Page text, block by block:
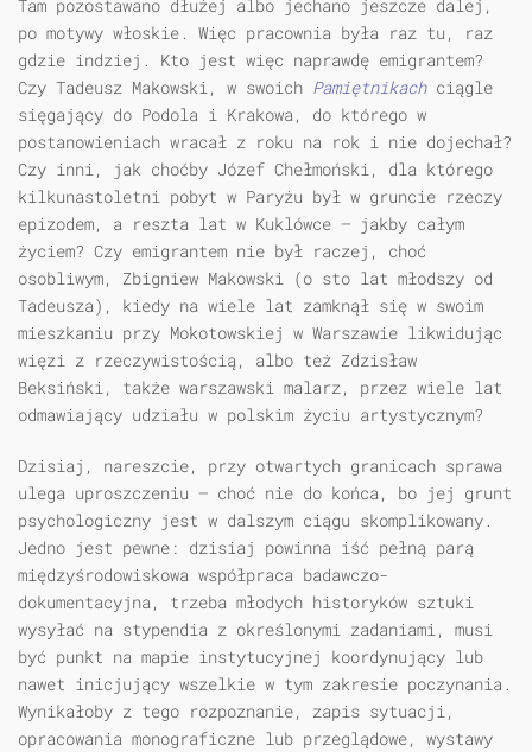
Tam pozostawano dłużej albo jechano jeszcze dalej,
po motywy włoskie. Więc pracownia była raz tu, raz
gdzie indziej. Kto jest więc naprawdę emigrantem?
Czy Tadeusz Makowski, w swoich Pamiętnikach ciągle
sięgający do Podola i Krakowa, do którego w
postanowieniach wracał z roku na rok i nie dojechał?
Czy inni, jak choćby Józef Chełmoński, dla którego
kilkunastoletni pobyt w Paryżu był w gruncie rzeczy
epizodem, a reszta lat w Kuklówce — jakby całym
życiem? Czy emigrantem nie był raczej, choć
osobliwym, Zbigniew Makowski (o sto lat młodszy od
Tadeusza), kiedy na wiele lat zamknął się w swoim
mieszkaniu przy Mokotowskiej w Warszawie likwidując
więzi z rzeczywistością, albo też Zdzisław
Beksiński, także warszawski malarz, przez wiele lat
odmawiający udziału w polskim życiu artystycznym?
Dzisiaj, nareszcie, przy otwartych granicach sprawa
ulega uproszczeniu — choć nie do końca, bo jej grunt
psychologiczny jest w dalszym ciągu skomplikowany.
Jedno jest pewne: dzisiaj powinna iść pełną parą
międzyśrodowiskowa współpraca badawczo-
dokumentacyjna, trzeba młodych historyków sztuki
wysyłać na stypendia z określonymi zadaniami, musi
być punkt na mapie instytucyjnej koordynujący lub
nawet inicjujący wszelkie w tym zakresie poczynania.
Wynikałoby z tego rozpoznanie, zapis sytuacji,
opracowania monograficzne lub przeglądowe, wystawy